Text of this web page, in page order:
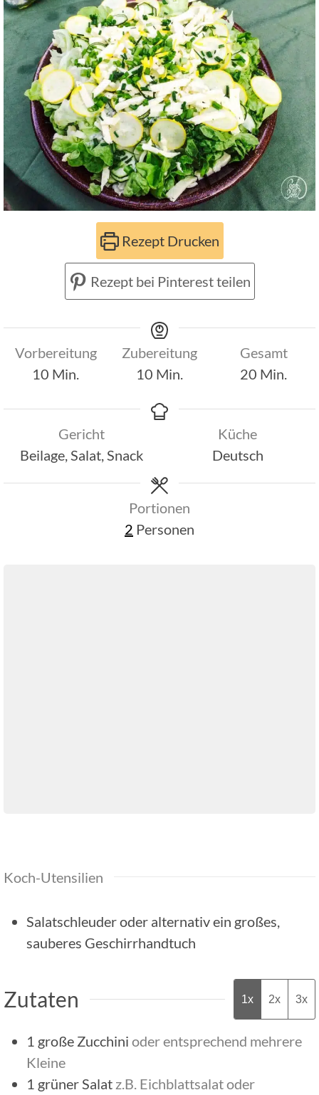
Rezept Drucken
Rezept bei Pinterest teilen
Vorbereitung
10 Minuten
Min.
Zubereitung
10 Minuten
Min.
Gesamt
20 Minuten
Min.
Gericht
Beilage, Salat, Snack
Küche
Deutsch
Portionen
2 Personen
Koch-Utensilien
Salatschleuder oder alternativ ein großes,
sauberes Geschirrhandtuch
Zutaten 1x 2x 3x
1 große Zucchini oder entsprechend mehrere
Kleine
1 grüner Salat z.B. Eichblattsalat oder